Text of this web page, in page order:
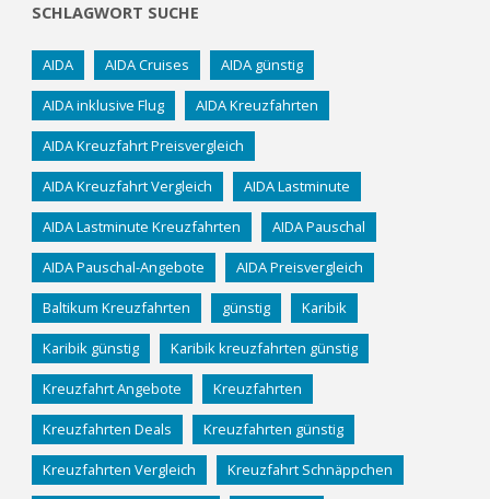
SCHLAGWORT SUCHE
AIDA AIDA Cruises AIDA günstig
AIDA inklusive Flug AIDA Kreuzfahrten
AIDA Kreuzfahrt Preisvergleich
AIDA Kreuzfahrt Vergleich AIDA Lastminute
AIDA Lastminute Kreuzfahrten AIDA Pauschal
AIDA Pauschal-Angebote AIDA Preisvergleich
Baltikum Kreuzfahrten günstig Karibik
Karibik günstig Karibik kreuzfahrten günstig
Kreuzfahrt Angebote Kreuzfahrten
Kreuzfahrten Deals Kreuzfahrten günstig
Kreuzfahrten Vergleich Kreuzfahrt Schnäppchen